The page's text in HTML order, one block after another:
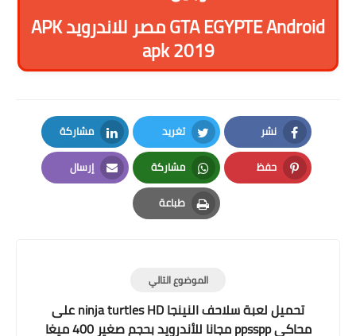
APK مصر للاندرويد GTA EGYPTE Android
apk 2019
نشر
Facebook
تغريد
Twitter
مشاركة
LinkedIn
حفظ
Pinterest
مشاركة
Whatsapp
إرسال
Email
طباعة
Print
الموضوع التالي
تحميل لعبة سلاحف النينجا ninja turtles HD على
محاكي ppsspp مجانا للأندرويد بحجم صغير 400 ميغا